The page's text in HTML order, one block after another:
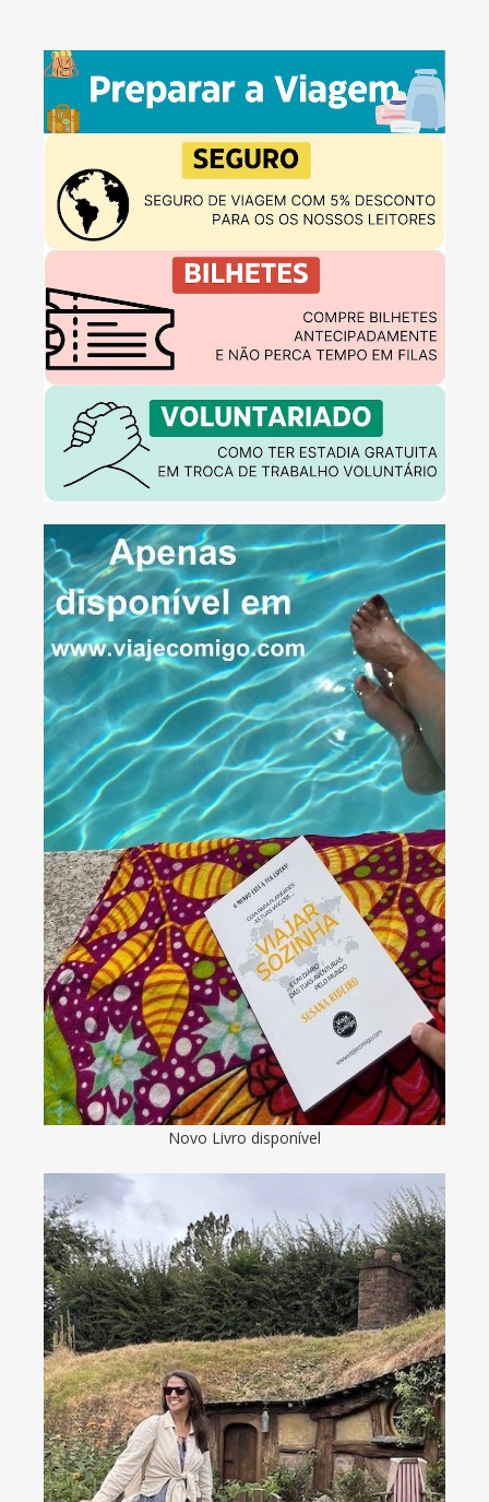
Novo Livro disponível